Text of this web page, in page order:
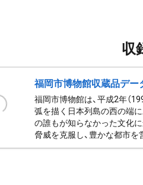
収
福岡市博物館収蔵品デー
福岡市博物館は、平成2年（
弧を描く日本列島の西の端に
の誰もが知らなかった文化
脅威を克服し、豊かな都市を